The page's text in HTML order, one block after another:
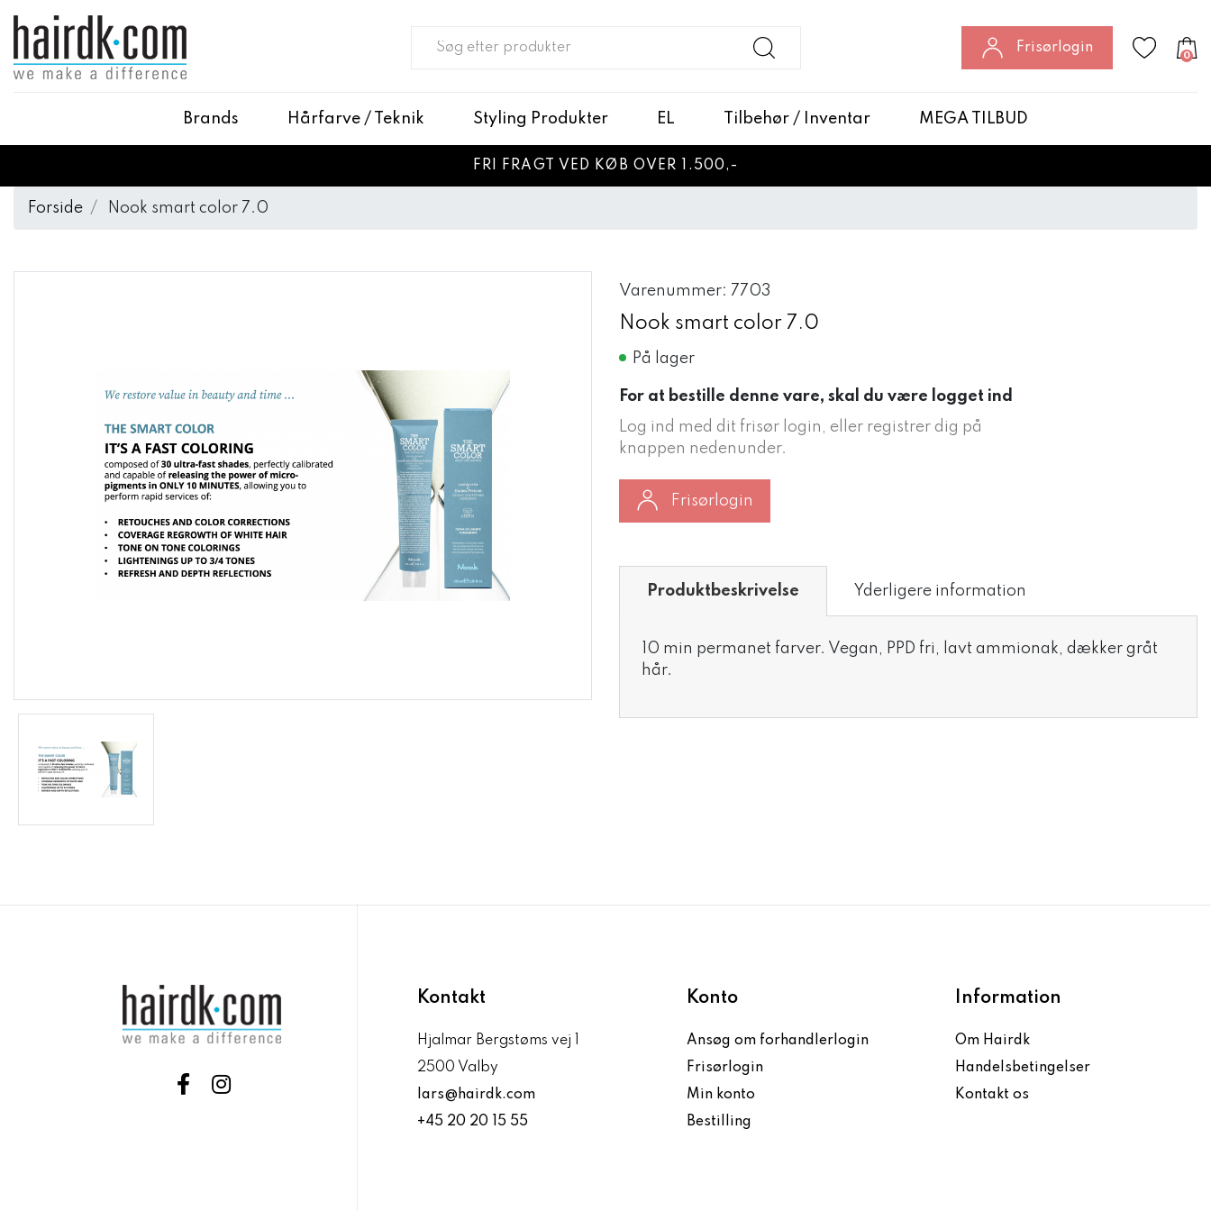
Frisørlogin
0
Brands Hårfarve / Teknik Styling Produkter EL Tilbehør / Inventar MEGA TILBUD
FRI FRAGT VED KØB OVER 1.500,-
Forside Nook smart color 7.0
Varenummer: 7703
Nook smart color 7.0
På lager
For at bestille denne vare, skal du være logget ind
Log ind med dit frisør login, eller registrer dig på
knappen nedenunder.
Frisørlogin
Produktbeskrivelse Yderligere information
10 min permanet farver. Vegan, PPD fri, lavt ammionak, dækker gråt
hår.
Kontakt
Hjalmar Bergstøms vej 1
2500 Valby
lars@hairdk.com
+45 20 20 15 55
Konto
Ansøg om forhandlerlogin
Frisørlogin
Min konto
Bestilling
Information
Om Hairdk
Handelsbetingelser
Kontakt os